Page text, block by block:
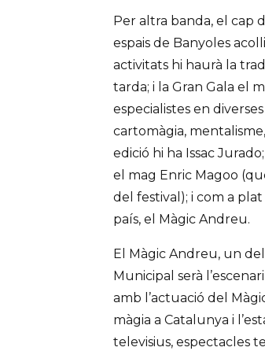
Per altra banda, el cap
espais de Banyoles
activitats hi haurà la
tarda; i la Gran Gala el
especialistes en
cartomàgia,
edició hi ha Issac
el mag Enric Magoo
del festival); i com a
país, el Màgic Andreu.
El Màgic Andreu, un
Municipal serà
amb l’actuació del
màgia a Catalunya i
televisius, espectacles